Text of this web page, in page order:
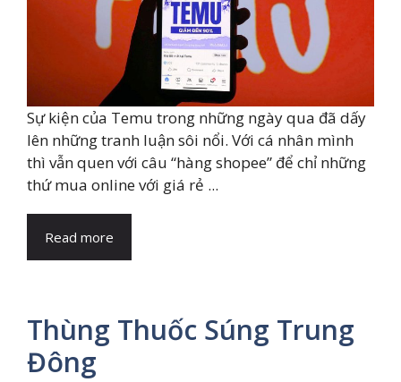
Sự kiện của Temu trong những ngày qua đã dấy
lên những tranh luận sôi nổi. Với cá nhân mình
thì vẫn quen với câu “hàng shopee” để chỉ những
thứ mua online với giá rẻ ...
Read more
Thùng Thuốc Súng Trung
Đông